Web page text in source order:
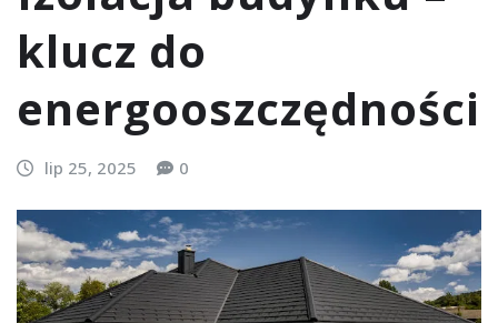
klucz do
energooszczędności
lip 25, 2025 0